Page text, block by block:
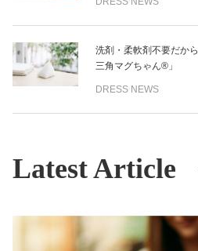
洗剤・柔軟剤不要だか
三角マグちゃん®」
DRESS NEWS
Latest Article